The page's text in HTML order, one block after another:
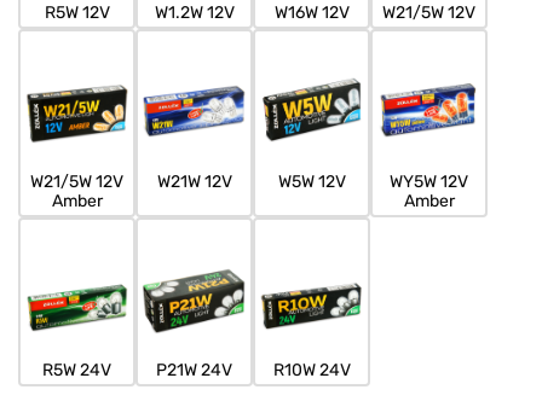
R5W 12V W1.2W 12V W16W 12V W21/5W 12V
W21/5W 12V
Amber
W21W 12V W5W 12V
WY5W 12V
Amber
R5W 24V P21W 24V R10W 24V